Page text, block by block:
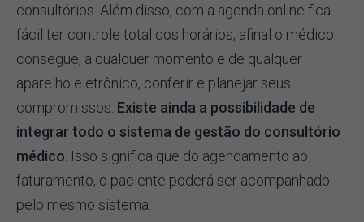
consultórios. Além disso, com a agenda online fica
fácil ter controle total dos horários, afinal o médico
consegue, a qualquer momento e de qualquer
aparelho eletrônico, conferir e planejar seus
compromissos. Existe ainda a possibilidade de
integrar todo o sistema de gestão do consultório
médico . Isso significa que do agendamento ao
faturamento, o paciente poderá ser acompanhado
pelo mesmo sistema.